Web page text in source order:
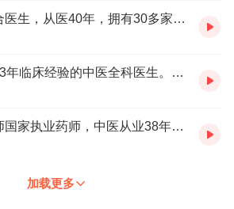
王文彩系中西医结合医生，从医40年，拥有30多家药店经营药品16年，现任药品行业
谭沛君是一位拥有13年临床经验的中医全科医生。深耕心脑血管领域
韦敏华是职业中医师国家执业药师，中医从业38年曾拥有42家医药公司直营连锁店
加载更多